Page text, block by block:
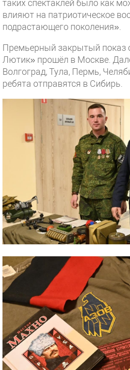
таких спектаклей было как
влияют на патриотическое
подрастающего поколения».
Премьерный закрытый показ
Лютик» прошёл в Москве.
Волгоград, Тула, Пермь,
ребята отправятся в Сибирь.